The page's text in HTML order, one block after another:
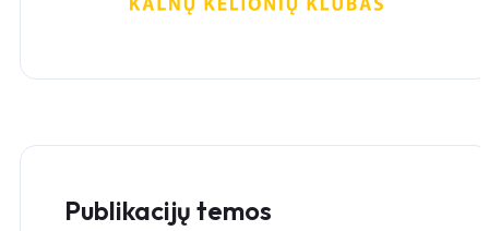
Publikacijų temos